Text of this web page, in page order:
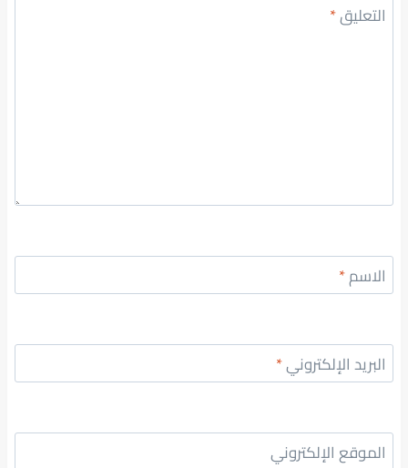
التعليق*
الاسم*
البريد الإلكتروني*
الموقع الإلكتروني